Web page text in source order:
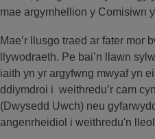
mae argymhellion y Comisiwn
Mae’r llusgo traed ar fater mor
llywodraeth. Pe bai’n llawn
iaith yn yr argyfwng mwyaf yn
ddiymdroi i weithredu’r cam
(Dwysedd Uwch) neu
angenrheidiol i weithredu'n